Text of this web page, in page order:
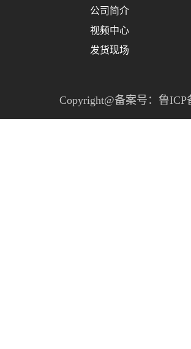
公司简介
视频中心
发货现场
Copyright@备案号： 鲁ICP